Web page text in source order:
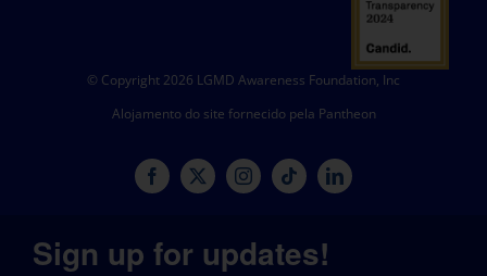
© Copyright 2026 LGMD Awareness Foundation, Inc
Alojamento do site fornecido pela Pantheon
Sign up for updates!